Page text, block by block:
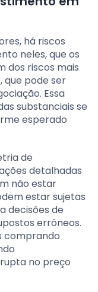
há riscos
neles, que os
dos riscos mais
que pode ser
Essa
substanciais se
esperado
de
detalhadas
não estar
estar sujetas
decisões de
errôneos.
comprando
no preço